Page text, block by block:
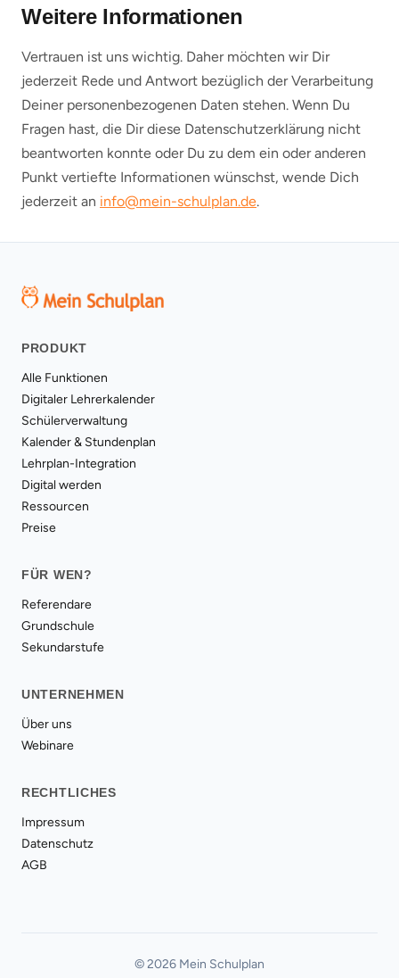
Weitere Informationen
Vertrauen ist uns wichtig. Daher möchten wir Dir
jederzeit Rede und Antwort bezüglich der Verarbeitung
Deiner personenbezogenen Daten stehen. Wenn Du
Fragen hast, die Dir diese Datenschutzerklärung nicht
beantworten konnte oder Du zu dem ein oder anderen
Punkt vertiefte Informationen wünschst, wende Dich
jederzeit an info@mein-schulplan.de.
PRODUKT
Alle Funktionen
Digitaler Lehrerkalender
Schülerverwaltung
Kalender & Stundenplan
Lehrplan-Integration
Digital werden
Ressourcen
Preise
FÜR WEN?
Referendare
Grundschule
Sekundarstufe
UNTERNEHMEN
Über uns
Webinare
RECHTLICHES
Impressum
Datenschutz
AGB
© 2026 Mein Schulplan